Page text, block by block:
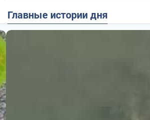
Главные истории дня